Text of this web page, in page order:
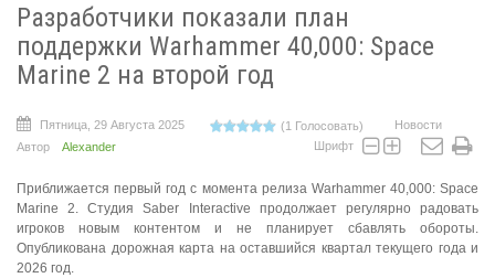
Разработчики показали план
поддержки Warhammer 40,000: Space
Marine 2 на второй год
Пятница, 29 Августа 2025 (1 Голосовать)
Новости
Автор
Alexander Шрифт
Приближается первый год с момента релиза Warhammer 40,000: Space
Marine 2. Студия Saber Interactive продолжает регулярно радовать
игроков новым контентом и не планирует сбавлять обороты.
Опубликована дорожная карта на оставшийся квартал текущего года и
2026 год.